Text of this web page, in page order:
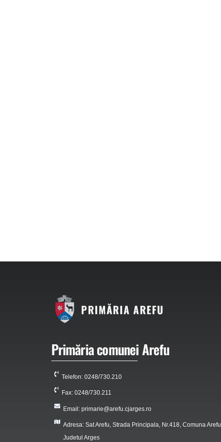
Primăria comunei Arefu
Telefon: 0248/730.210
Fax: 0248/730.211
Email: primarie@arefu.cjarges.ro
Adresa: Sat Arefu, Strada Principala, Nr.418, Comuna
Judetul Arges